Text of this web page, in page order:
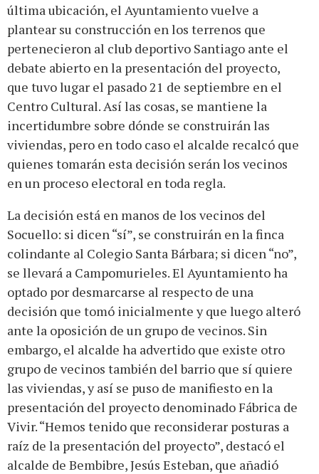
última ubicación, el Ayuntamiento vuelve a
plantear su construcción en los terrenos que
pertenecieron al club deportivo Santiago ante el
debate abierto en la presentación del proyecto,
que tuvo lugar el pasado 21 de septiembre en el
Centro Cultural. Así las cosas, se mantiene la
incertidumbre sobre dónde se construirán las
viviendas, pero en todo caso el alcalde recalcó que
quienes tomarán esta decisión serán los vecinos
en un proceso electoral en toda regla.
La decisión está en manos de los vecinos del
Socuello: si dicen “sí”, se construirán en la finca
colindante al Colegio Santa Bárbara; si dicen “no”,
se llevará a Campomurieles. El Ayuntamiento ha
optado por desmarcarse al respecto de una
decisión que tomó inicialmente y que luego alteró
ante la oposición de un grupo de vecinos. Sin
embargo, el alcalde ha advertido que existe otro
grupo de vecinos también del barrio que sí quiere
las viviendas, y así se puso de manifiesto en la
presentación del proyecto denominado Fábrica de
Vivir. “Hemos tenido que reconsiderar posturas a
raíz de la presentación del proyecto”, destacó el
alcalde de Bembibre, Jesús Esteban, que añadió